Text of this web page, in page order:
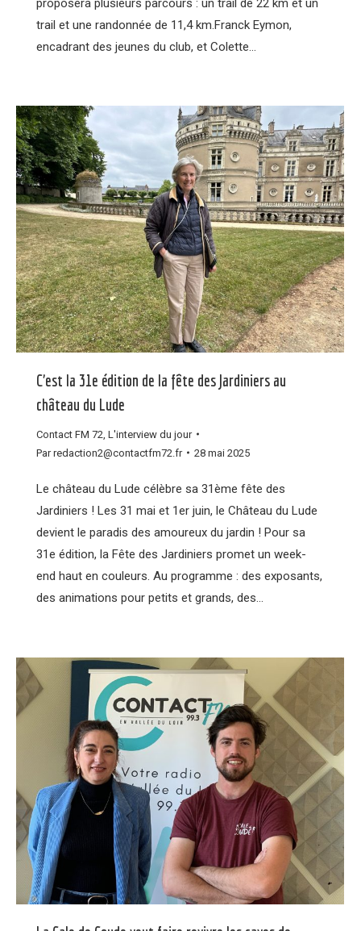
trail et une randonnée de 11,4 km.Franck Eymon,
encadrant des jeunes du club, et Colette…
C’est la 31e édition de la fête des Jardiniers au
château du Lude
Contact FM 72 L'interview du jour
Parredaction2@contactfm72.fr 28 mai 2025
Le château du Lude célèbre sa 31ème fête des
Jardiniers ! Les 31 mai et 1er juin, le Château du Lude
devient le paradis des amoureux du jardin ! Pour sa
31e édition, la Fête des Jardiniers promet un week-
end haut en couleurs. Au programme : des exposants,
des animations pour petits et grands, des…